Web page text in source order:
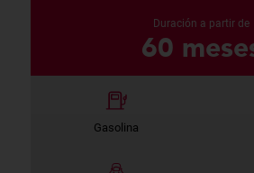
Duración a partir de
60
Gasolina